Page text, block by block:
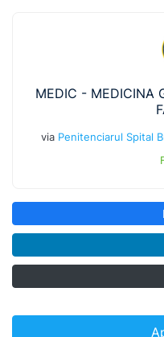
MEDIC - MEDICINA
via Penitenciarul Spital